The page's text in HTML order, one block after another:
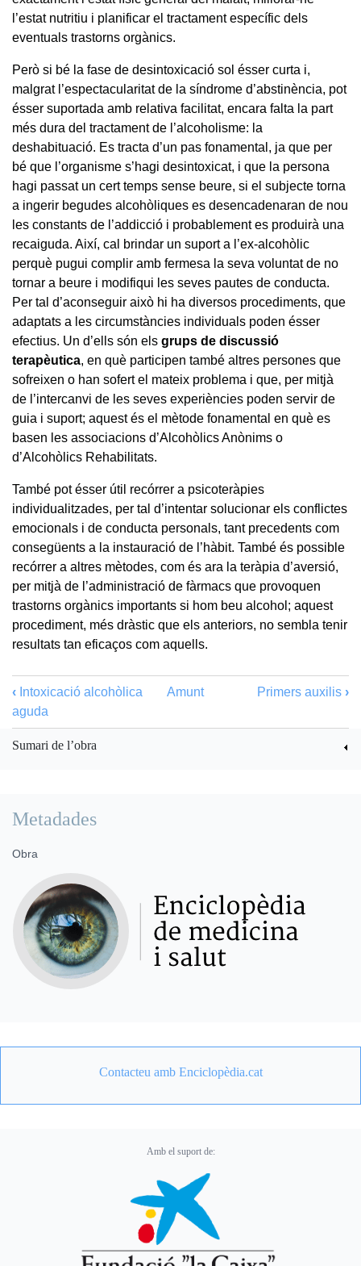
l’estat nutritiu i planificar el tractament específic dels
eventuals trastorns orgànics.
Però si bé la fase de desintoxicació sol ésser curta i,
malgrat l’espectacularitat de la síndrome d’abstinència, pot
ésser suportada amb relativa facilitat, encara falta la part
més dura del tractament de l’alcoholisme: la
deshabituació. Es tracta d’un pas fonamental, ja que per
bé que l’organisme s’hagi desintoxicat, i que la persona
hagi passat un cert temps sense beure, si el subjecte torna
a ingerir begudes alcohòliques es desencadenaran de nou
les constants de l’addicció i probablement es produirà una
recaiguda. Així, cal brindar un suport a l’ex-alcohòlic
perquè pugui complir amb fermesa la seva voluntat de no
tornar a beure i modifiqui les seves pautes de conducta.
Per tal d’aconseguir això hi ha diversos procediments, que
adaptats a les circumstàncies individuals poden ésser
efectius. Un d’ells són els grups de discussió
terapèutica, en què participen també altres persones que
sofreixen o han sofert el mateix problema i que, per mitjà
de l’intercanvi de les seves experiències poden servir de
guia i suport; aquest és el mètode fonamental en què es
basen les associacions d’Alcohòlics Anònims o
d’Alcohòlics Rehabilitats.
També pot ésser útil recórrer a psicoteràpies
individualitzades, per tal d’intentar solucionar els conflictes
emocionals i de conducta personals, tant precedents com
consegüents a la instauració de l’hàbit. També és possible
recórrer a altres mètodes, com és ara la teràpia d’aversió,
per mitjà de l’administració de fàrmacs que provoquen
trastorns orgànics importants si hom beu alcohol; aquest
procediment, més dràstic que els anteriors, no sembla tenir
resultats tan eficaços com aquells.
‹ Intoxicació alcohòlica
aguda
Amunt Primers auxilis ›
Sumari de l’obra
Metadades
Obra
Contacteu amb Enciclopèdia.cat
Amb el suport de: